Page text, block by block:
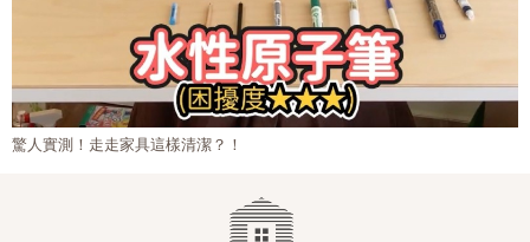
驚人實測！走走家具這樣清潔？！